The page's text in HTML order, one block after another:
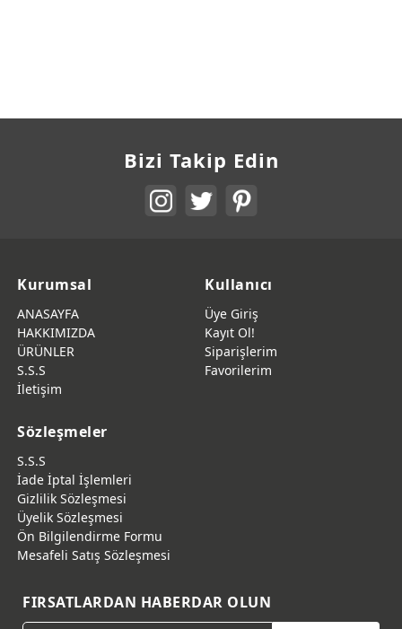
Bizi Takip Edin
Kurumsal
ANASAYFA
HAKKIMIZDA
ÜRÜNLER
S.S.S
İletişim
Kullanıcı
Üye Giriş
Kayıt Ol!
Siparişlerim
Favorilerim
Sözleşmeler
S.S.S
İade İptal İşlemleri
Gizlilik Sözleşmesi
Üyelik Sözleşmesi
Ön Bilgilendirme Formu
Mesafeli Satış Sözleşmesi
FIRSATLARDAN HABERDAR OLUN